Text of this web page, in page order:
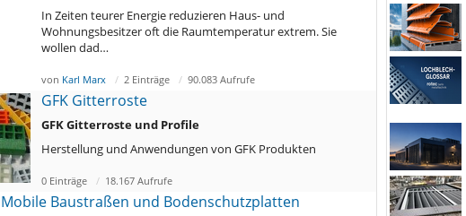
In Zeiten teurer Energie reduzieren Haus- und
Wohnungsbesitzer oft die Raumtemperatur extrem. Sie
wollen dad…
von Karl Marx 2 Einträge 90.083 Aufrufe
GFK Gitterroste
GFK Gitterroste und Profile
Herstellung und Anwendungen von GFK Produkten
0 Einträge 18.167 Aufrufe
Mobile Baustraßen und Bodenschutzplatten